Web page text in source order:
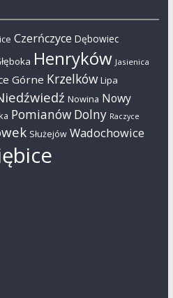
Czerńczyce Dębowiec
Henryków Jasienica
Górne Krzelków Lipa
Nowina Nowy
Pomianów Dolny Raczyce
Służejów Wadochowice